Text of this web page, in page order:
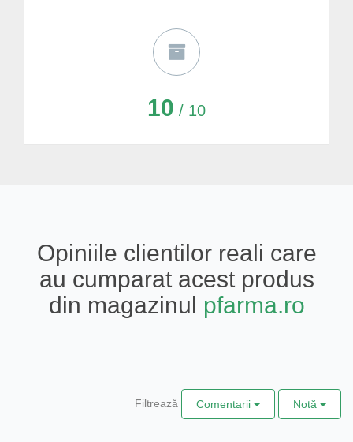
10 / 10
Opiniile clientilor reali care
au cumparat acest produs
din magazinul pfarma.ro
Filtrează Comentarii Notă